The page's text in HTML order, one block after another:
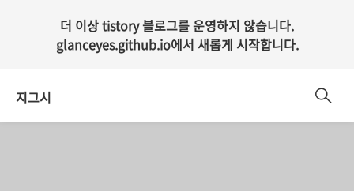
더 이상 tistory 블로그를 운영하지 않습니다.
glanceyes.github.io에서 새롭게 시작합니다.
지그시